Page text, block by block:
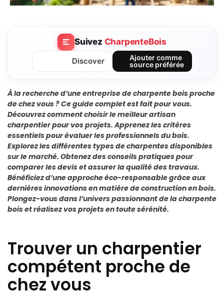
Suivez CharpenteBois
Discover
Ajouter comme
source préférée
À la recherche d’une entreprise de charpente bois proche
de chez vous ? Ce guide complet est fait pour vous.
Découvrez comment choisir le meilleur artisan
charpentier pour vos projets. Apprenez les critères
essentiels pour évaluer les professionnels du bois.
Explorez les différentes types de charpentes disponibles
sur le marché. Obtenez des conseils pratiques pour
comparer les devis et assurer la qualité des travaux.
Bénéficiez d’une approche éco-responsable grâce aux
dernières innovations en matière de construction en bois.
Plongez-vous dans l’univers passionnant de la charpente
bois et réalisez vos projets en toute sérénité.
Trouver un charpentier
compétent proche de
chez vous